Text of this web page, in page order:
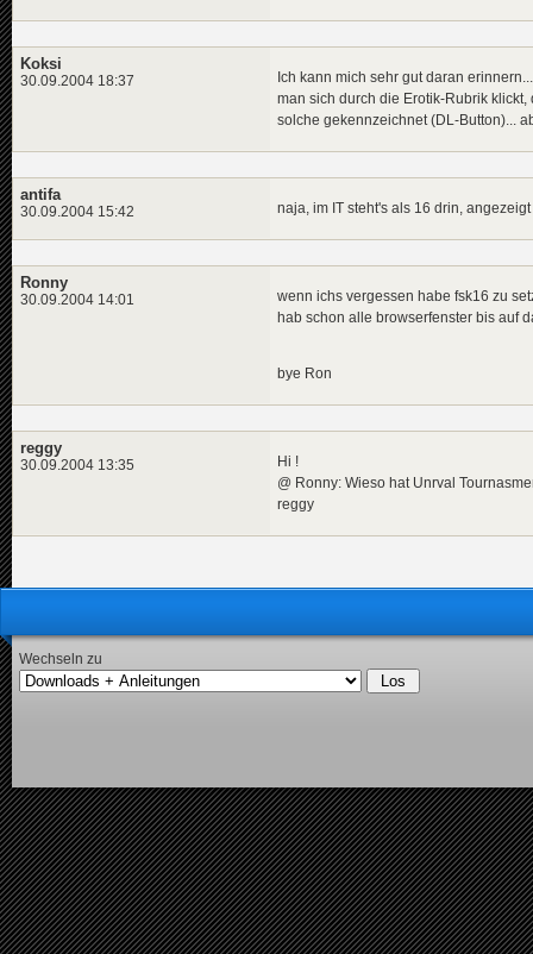
Koksi
30.09.2004 18:37
Ich kann mich sehr gut daran
man sich durch die Erotik-Rubrik
solche gekennzeichnet (DL-Button)...
antifa
30.09.2004 15:42 naja, im IT steht's als 16 drin,
Ronny
30.09.2004 14:01
wenn ichs vergessen habe fsk16 zu
hab schon alle browserfenster bis auf
bye Ron
reggy
30.09.2004 13:35
Hi !
@ Ronny: Wieso hat Unrval
reggy
Wechseln zu